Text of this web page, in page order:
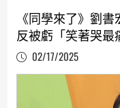
《同學來了》劉
反被虧「笑著哭最
02/17/2025